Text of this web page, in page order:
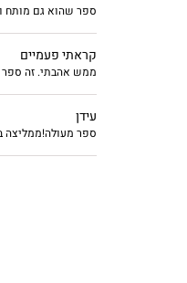
הראשון.
ספר שהוא גם מותח
קראתי פעמיים
ממש אהבתי. זה ספר
עידן
ספר מעולה!ממליצה